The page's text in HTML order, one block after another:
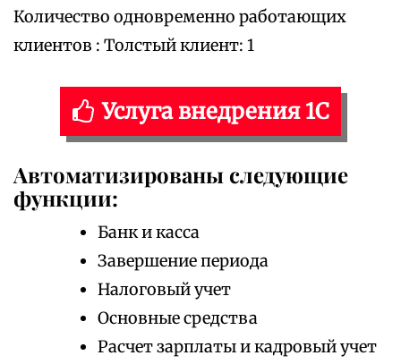
Количество одновременно работающих
клиентов : Толстый клиент: 1
Услуга внедрения 1С
Автоматизированы следующие
функции:
Банк и касса
Завершение периода
Налоговый учет
Основные средства
Расчет зарплаты и кадровый учет